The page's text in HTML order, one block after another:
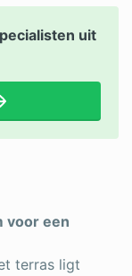
uit
voor een
terras ligt